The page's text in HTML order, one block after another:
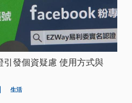
引發個資疑慮 使用方式與
生活